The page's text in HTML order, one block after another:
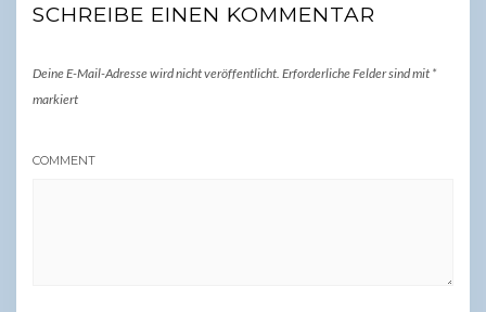
SCHREIBE EINEN KOMMENTAR
Deine E-Mail-Adresse wird nicht veröffentlicht. Erforderliche Felder sind mit *
markiert
COMMENT